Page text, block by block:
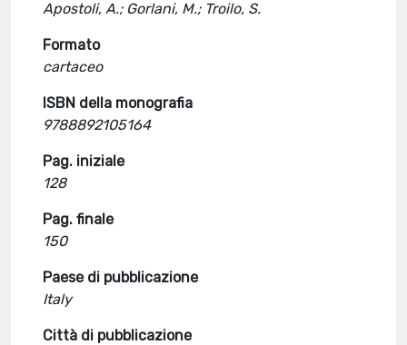
Apostoli, A.; Gorlani, M.; Troilo, S.
Formato
cartaceo
ISBN della monografia
9788892105164
Pag. iniziale
128
Pag. finale
150
Paese di pubblicazione
Italy
Città di pubblicazione